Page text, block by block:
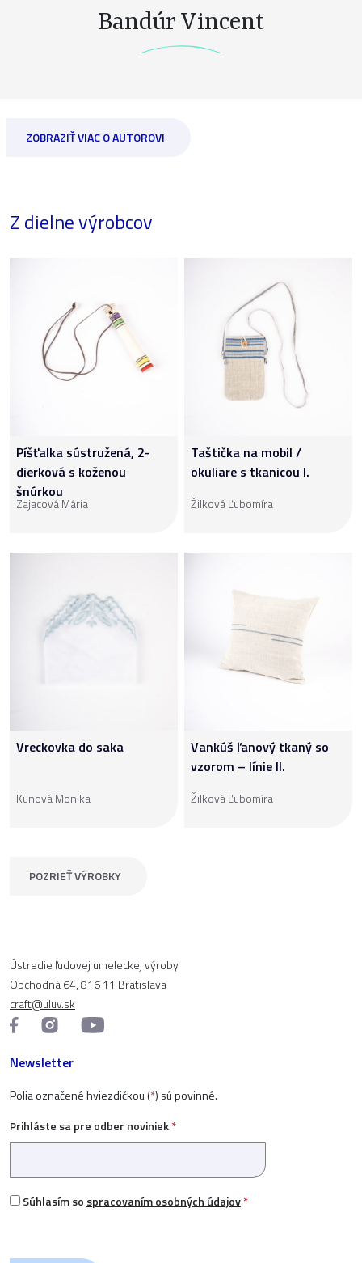
Bandúr Vincent
ZOBRAZIŤ VIAC O AUTOROVI
Z dielne výrobcov
Píšťalka sústružená, 2-
dierková s koženou
šnúrkou
Zajacová Mária
Taštička na mobil /
okuliare s tkanicou I.
Žilková Ľubomíra
Vreckovka do saka
Kunová Monika
Vankúš ľanový tkaný so
vzorom – línie II.
Žilková Ľubomíra
POZRIEŤ VÝROBKY
Ústredie ľudovej umeleckej výroby
Obchodná 64, 816 11 Bratislava
craft@uluv.sk
Newsletter
Polia označené hviezdičkou (*) sú povinné.
Prihláste sa pre odber noviniek*
Súhlasím so spracovaním osobných údajov*